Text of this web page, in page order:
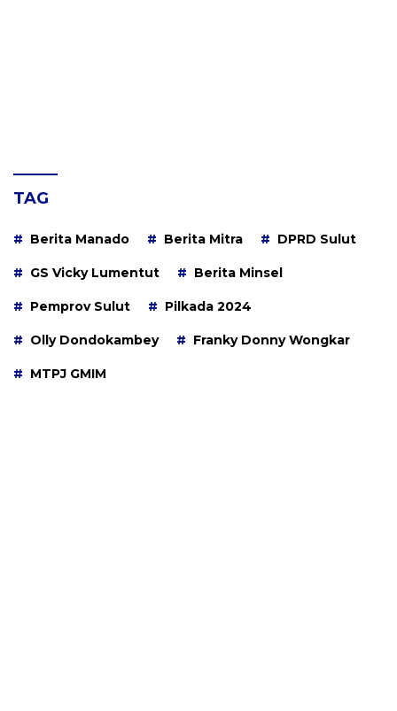
TAG
Berita Manado Berita Mitra DPRD Sulut
GS Vicky Lumentut Berita Minsel
Pemprov Sulut Pilkada 2024
Olly Dondokambey Franky Donny Wongkar
MTPJ GMIM